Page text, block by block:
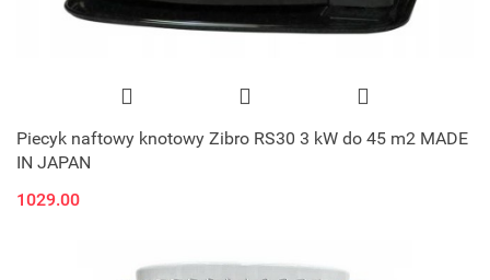
Piecyk naftowy knotowy Zibro RS30 3 kW do 45 m2 MADE
IN JAPAN
1029.00